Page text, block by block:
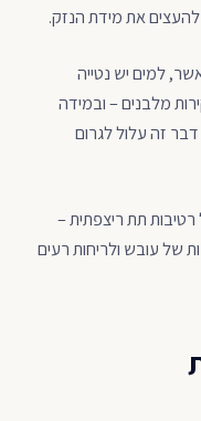
להעצים את מידת הנזק.
למים יש נטייה
מלבנים – ובמידה
זה עלול לגרום
תת ריצפתית –
של עובש ולריחות רעים